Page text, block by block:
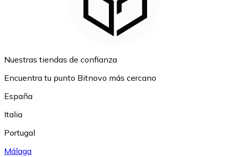
Nuestras tiendas de confianza
Encuentra tu punto Bitnovo más cercano
España
Italia
Portugal
Málaga